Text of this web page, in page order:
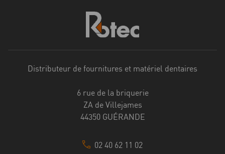
Distributeur de fournitures et matériel dentaires
6 rue de la briquerie
ZA de Villejames
44350 GUÉRANDE
02 40 62 11 02